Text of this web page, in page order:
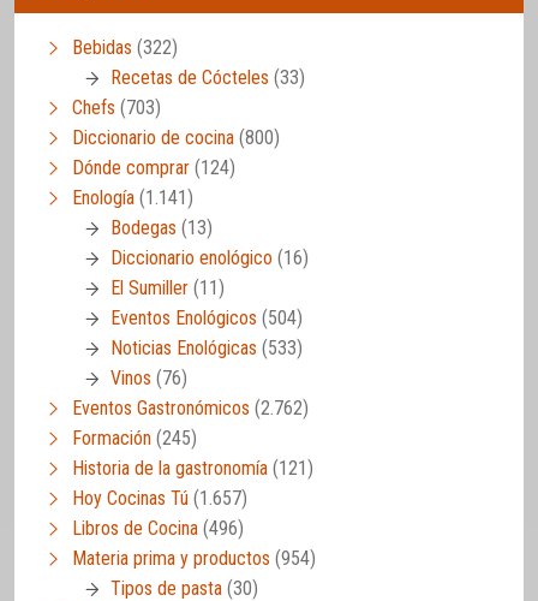
Bebidas (322)
Recetas de Cócteles (33)
Chefs (703)
Diccionario de cocina (800)
Dónde comprar (124)
Enología (1.141)
Bodegas (13)
Diccionario enológico (16)
El Sumiller (11)
Eventos Enológicos (504)
Noticias Enológicas (533)
Vinos (76)
Eventos Gastronómicos (2.762)
Formación (245)
Historia de la gastronomía (121)
Hoy Cocinas Tú (1.657)
Libros de Cocina (496)
Materia prima y productos (954)
Tipos de pasta (30)